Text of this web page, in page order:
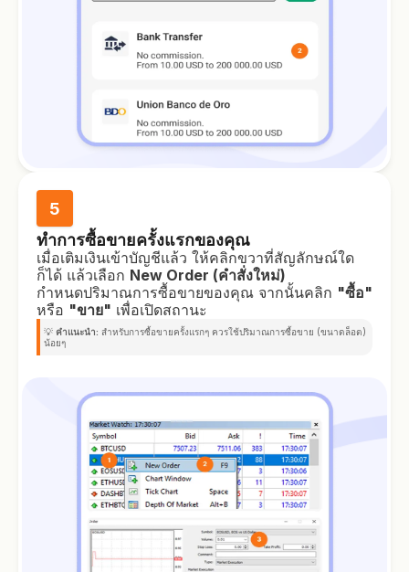
5
ทำการซื้อขายครั้งแรกของคุณ
เมื่อเติมเงินเข้าบัญชีแล้ว ให้คลิกขวาที่สัญลักษณ์ใด
ก็ได้ แล้วเลือก New Order (คำสั่งใหม่)
กำหนดปริมาณการซื้อขายของคุณ จากนั้นคลิก "ซื้อ"
หรือ "ขาย" เพื่อเปิดสถานะ
💡 คำแนะนำ: สำหรับการซื้อขายครั้งแรกๆ ควรใช้ปริมาณการซื้อขาย (ขนาดล็อต)
น้อยๆ